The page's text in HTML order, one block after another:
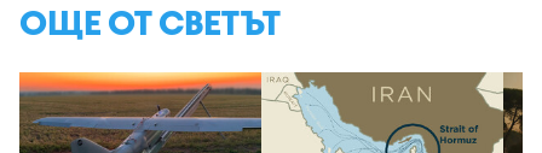
ОЩЕ ОТ СВЕТЪТ